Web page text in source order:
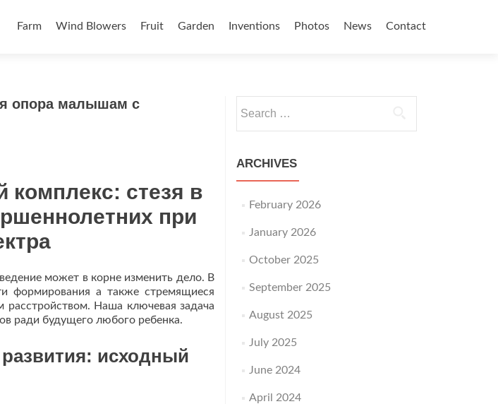
Farm
Wind Blowers Fruit Garden Inventions Photos News Contact
опора малышам с
стезя в
при
может в корне изменить дело. В
формирования а также стремящиеся
расстройством. Наша ключевая задача
ради будущего любого ребенка.
исходный
ARCHIVES
February 2026
January 2026
October 2025
September 2025
August 2025
July 2025
June 2024
April 2024